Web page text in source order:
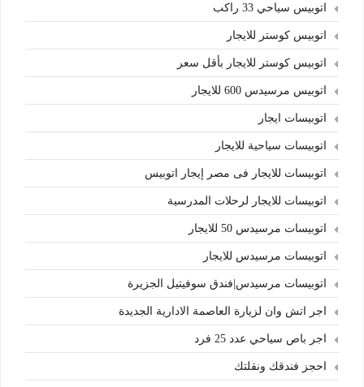
اتوبيس سياحي 33 راكب
اتوبيس كوستر للايجار
اتوبيس كوستر للايجار بأقل سعر
اتوبيس مرسيدس 600 للايجار
اتوبيسات ايجار
اتوبيسات سياحية للايجار
اتوبيسات للايجار فى مصر إيجار اتوبيس
اتوبيسات للايجار لرحلات المدرسية
اتوبيسات مرسيدس 50 للايجار
اتوبيسات مرسيدس للايجار
اتوبيسات مرسيدس|فندق سوفيتيل الجزيرة
اجر اتش وان لزيارة العاصمة الادارية الجديدة
اجر باص سياحي عدد 25 فرد
احجز فندقك ونقلتك